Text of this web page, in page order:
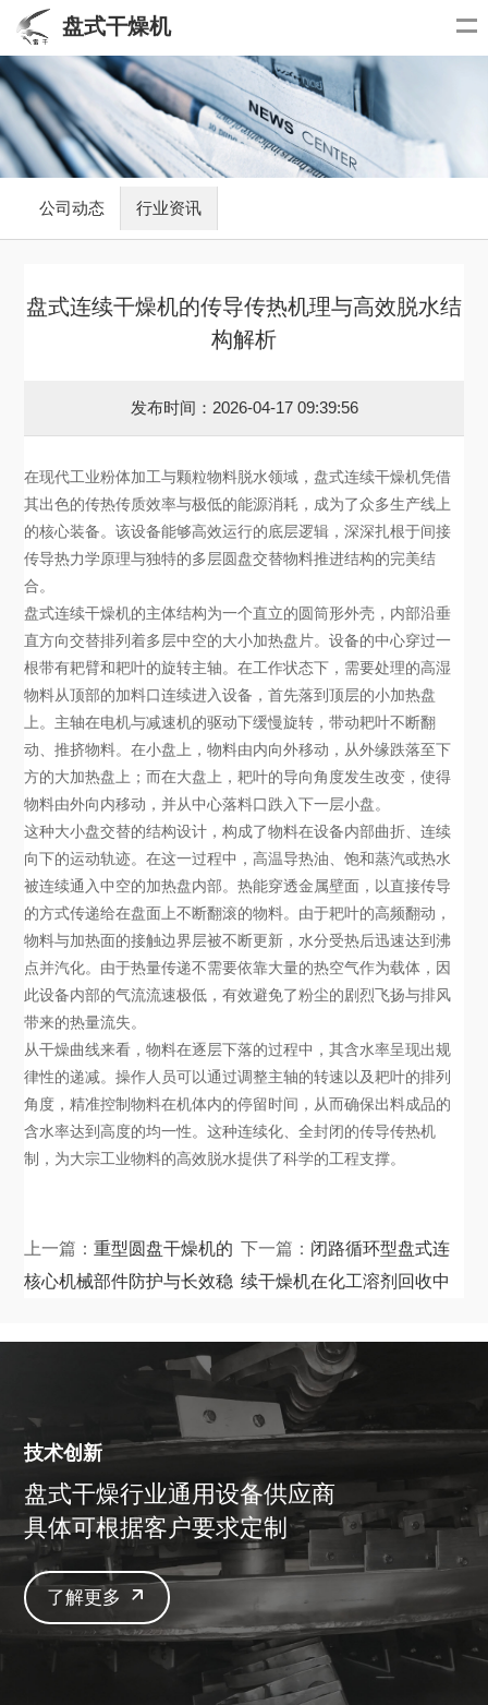
盘式干燥机
公司动态 行业资讯
盘式连续干燥机的传导传热机理与高效脱水结
构解析
发布时间：2026-04-17 09:39:56
在现代工业粉体加工与颗粒物料脱水领域，盘式连续干燥机凭借
其出色的传热传质效率与极低的能源消耗，成为了众多生产线上
的核心装备。该设备能够高效运行的底层逻辑，深深扎根于间接
传导热力学原理与独特的多层圆盘交替物料推进结构的完美结
合。
盘式连续干燥机的主体结构为一个直立的圆筒形外壳，内部沿垂
直方向交替排列着多层中空的大小加热盘片。设备的中心穿过一
根带有耙臂和耙叶的旋转主轴。在工作状态下，需要处理的高湿
物料从顶部的加料口连续进入设备，首先落到顶层的小加热盘
上。主轴在电机与减速机的驱动下缓慢旋转，带动耙叶不断翻
动、推挤物料。在小盘上，物料由内向外移动，从外缘跌落至下
方的大加热盘上；而在大盘上，耙叶的导向角度发生改变，使得
物料由外向内移动，并从中心落料口跌入下一层小盘。
这种大小盘交替的结构设计，构成了物料在设备内部曲折、连续
向下的运动轨迹。在这一过程中，高温导热油、饱和蒸汽或热水
被连续通入中空的加热盘内部。热能穿透金属壁面，以直接传导
的方式传递给在盘面上不断翻滚的物料。由于耙叶的高频翻动，
物料与加热面的接触边界层被不断更新，水分受热后迅速达到沸
点并汽化。由于热量传递不需要依靠大量的热空气作为载体，因
此设备内部的气流流速极低，有效避免了粉尘的剧烈飞扬与排风
带来的热量流失。
从干燥曲线来看，物料在逐层下落的过程中，其含水率呈现出规
律性的递减。操作人员可以通过调整主轴的转速以及耙叶的排列
角度，精准控制物料在机体内的停留时间，从而确保出料成品的
含水率达到高度的均一性。这种连续化、全封闭的传导传热机
制，为大宗工业物料的高效脱水提供了科学的工程支撑。
上一篇：重型圆盘干燥机的
核心机械部件防护与长效稳
下一篇： 闭路循环型盘式连
续干燥机在化工溶剂回收中
技术创新
盘式干燥行业通用设备供应商
具体可根据客户要求定制
了解更多